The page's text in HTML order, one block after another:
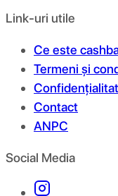
Link-uri utile
Ce este
Termeni și
Contact
ANPC
Social Media